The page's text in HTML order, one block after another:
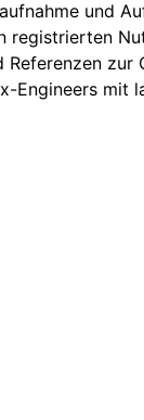
und
registrierten
Referenzen zur
Engineers mit